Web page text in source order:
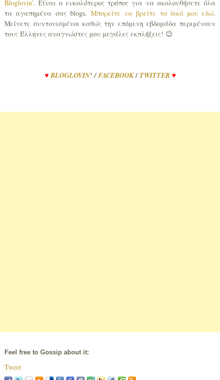
Bloglovin’. Είναι ο ευκολότερος τρόπος για να ακολουθήσετε όλα
τα αγαπημένα σας blogs. Μπορείτε να βρείτε το δικό μου εδώ.
Μείνετε συντονισμένοι καθώς την επόμενη εβδομάδα περιμένουν
τους Έλληνες αναγνώστες μου μεγάλες εκπλήξεις! 😉
♥ BLOGLOVIN’/FACEBOOK / TWITTER ♥
Feel free to Gossip about it:
Tweet